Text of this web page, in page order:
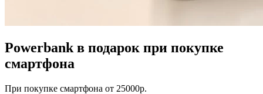
Powerbank в подарок при покупке
смартфона
При покупке смартфона от 25000р.